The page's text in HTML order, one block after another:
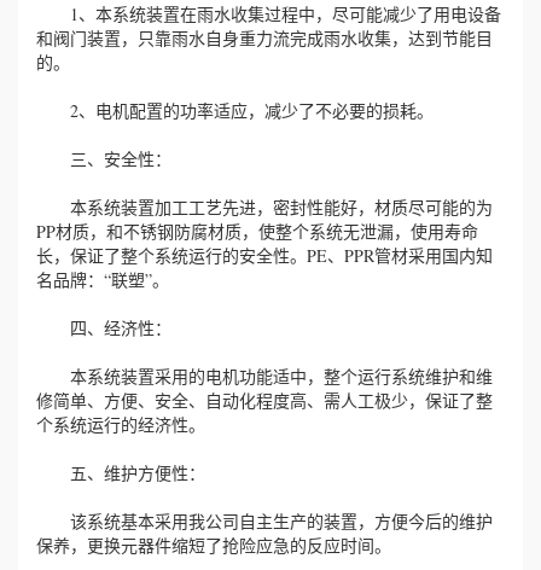
1、本系统装置在雨水收集过程中，尽可能减少了用电设备
和阀门装置，只靠雨水自身重力流完成雨水收集，达到节能目
的。
2、电机配置的功率适应，减少了不必要的损耗。
三、安全性：
本系统装置加工工艺先进，密封性能好，材质尽可能的为
PP材质，和不锈钢防腐材质，使整个系统无泄漏，使用寿命
长，保证了整个系统运行的安全性。PE、PPR管材采用国内知
名品牌：“联塑”。
四、经济性：
本系统装置采用的电机功能适中，整个运行系统维护和维
修简单、方便、安全、自动化程度高、需人工极少，保证了整
个系统运行的经济性。
五、维护方便性：
该系统基本采用我公司自主生产的装置，方便今后的维护
保养，更换元器件缩短了抢险应急的反应时间。